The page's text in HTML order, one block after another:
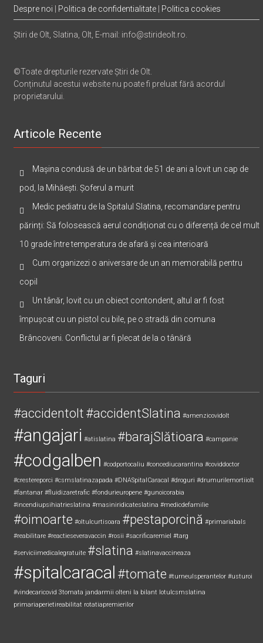
Despre noi Politica de confidentialitate Politica cookies
Știri de Olt, Slatina, Olt, E-mail: info@stirideolt.ro.
©Toate drepturile rezervate Știri de Olt.
Conținutul acestui website nu poate fi preluat fără acordul
proprietarului.
Articole Recente
Mașina condusă de un bărbat de 51 de ani a lovit un cap de
pod, la Mihăești. Șoferul a murit
Medic pediatru de la Spitalul Slatina, recomandare pentru
părinți: Să folosească aerul condiționat cu o diferență de cel mult
10 grade între temperatura de afară și cea interioară
Cum organizezi o aniversare de un an memorabilă pentru
copil
Un tânăr, lovit cu un obiect contondent, altul ar fi fost
împușcat cu un pistol cu bile, pe o stradă din comuna
Brâncoveni. Conflictul ar fi plecat de la o tânără
Taguri
#accidentolt #accidentSlatina #amenzicovidolt
#angajari #atislatina #barajSlătioara #campanie
#codgalben #codportocaliu #concediucarantina #coviddoctor
#crestereporci #csmslatinazapada #DNASpitalCaracal #droguri #drumurilemortiiolt
#fantanar #fluidizaretrafic #fondurieuropene #gunoicorabia
#incendiupsihiatrieslatina #masiniridicateslatina #medicdefamilie
#oimoarte #oltulcurtisoara #pestaporcină #primariabals
#reabilitare #reactieseveravaccin #rosii #sacrificaremiel #targ
#serviciimedicalegratuite #slatina #slatinavaccineaza
#spitalcaracal #tomate #turneulsperantelor #usturoi
#vindecaricovid 3tomata jandarmii olteni la bilant lotulcsmslatina
primariaperietireabilitat rotatiapremierilor